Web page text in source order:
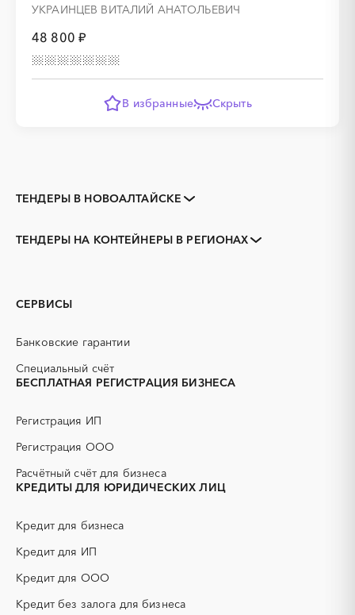
УКРАИНЦЕВ ВИТАЛИЙ АНАТОЛЬЕВИЧ
48 800 ₽
В избранные Скрыть
ТЕНДЕРЫ В НОВОАЛТАЙСКЕ
Тендеры заводов
1С
PR
АЭС
активные добавки)
ЖБИ
ИБП
КИП (контрольно-
КТП
ОКР (опытно-
конструкторские работы)
ТЕНДЕРЫ НА КОНТЕЙНЕРЫ В РЕГИОНАХ
Камень-на-Оби
СЕРВИСЫ
Банковские гарантии
Специальный счёт
БЕСПЛАТНАЯ РЕГИСТРАЦИЯ БИЗНЕСА
Регистрация ИП
Регистрация ООО
Расчётный счёт для бизнеса
КРЕДИТЫ ДЛЯ ЮРИДИЧЕСКИХ ЛИЦ
Кредит для бизнеса
Кредит для ИП
Кредит для ООО
Кредит без залога для бизнеса